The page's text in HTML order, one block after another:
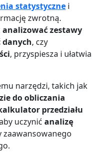
statystyczne i
zwrotną.
analizować zestawy
danych, czy
, przyspiesza i ułatwia
narzędzi, takich jak
do obliczania
przedziału
uczynić analizę